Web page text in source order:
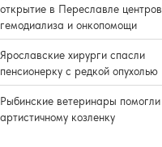
открытие в Переславле центров
гемодиализа и онкопомощи
Ярославские хирурги спасли
пенсионерку с редкой опухолью
Рыбинские ветеринары помогли
артистичному козленку